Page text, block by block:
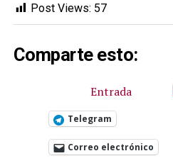
Post Views: 57
Comparte esto:
Entrada
Telegram
Correo electrónico